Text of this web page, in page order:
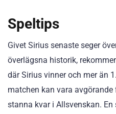
Speltips
Givet Sirius senaste seger
överlägsna historik,
där Sirius vinner och mer än
matchen kan vara
stanna kvar i Allsvenskan.